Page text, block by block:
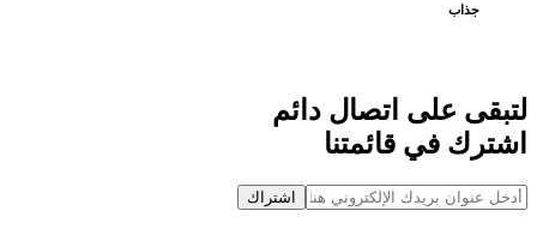
جذاب
لتبقى على اتصال دائم
اشترك في قائمتنا
اشتراك